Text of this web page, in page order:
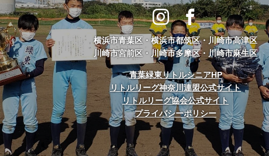
横浜市青葉区・横浜市都筑区・川崎市高津区
川崎市宮前区・川崎市多摩区・川崎市麻生区
青葉緑東リトルシニアHP
リトルリーグ神奈川連盟公式サイト
リトルリーグ協会公式サイト
プライバシーポリシー